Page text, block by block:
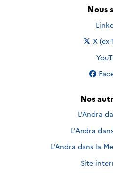
Nous
Nous
Nous
X
Nos
L'Andra
L'Andra
L'Andra dans la
Site